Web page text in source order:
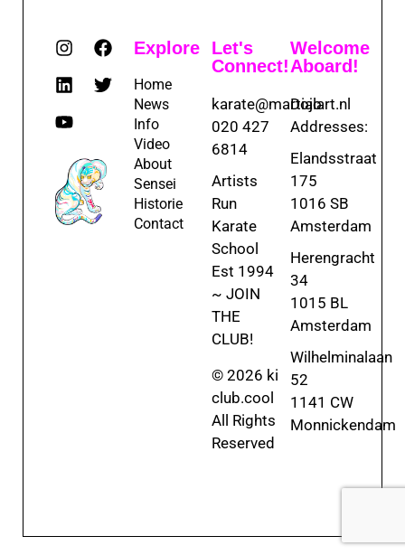
Explore
Home
News
Info
Video
About
Sensei
Historie
Contact
Let's
Connect!
karate@martialart.nl
020 427
6814
Artists
Run
Karate
School
Est 1994
~ JOIN
THE
CLUB!
© 2026 ki
club.cool
All Rights
Reserved
Welcome
Aboard!
Dojo
Addresses:
Elandsstraat
175
1016 SB
Amsterdam
Herengracht
34
1015 BL
Amsterdam
Wilhelminalaan
52
1141 CW
Monnickendam